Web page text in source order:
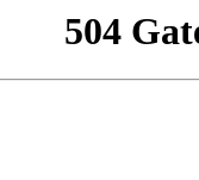
504